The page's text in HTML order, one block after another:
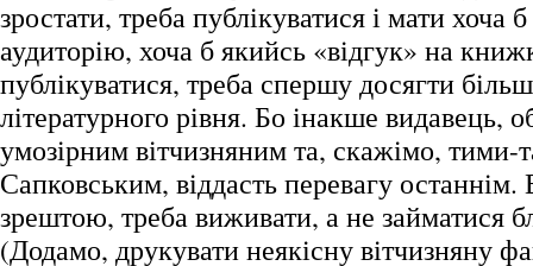
зростати, треба публікуватися і мати хоча
аудиторію, хоча б якийсь «відгук» на
публікуватися, треба спершу досягти
літературного рівня. Бо інакше видавець,
умозірним вітчизняним та, скажімо, тими-
Сапковським, віддасть перевагу останнім.
зрештою, треба виживати, а не займатися
(Додамо, друкувати неякісну вітчизняну